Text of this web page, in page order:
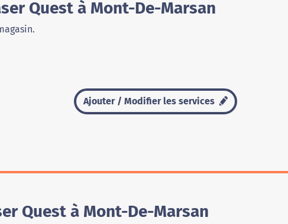
Quest à Mont-De-Marsan
Ajouter / Modifier les services
Quest à Mont-De-Marsan